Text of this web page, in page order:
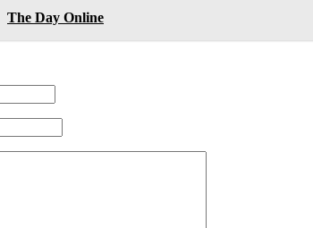
The Day Online